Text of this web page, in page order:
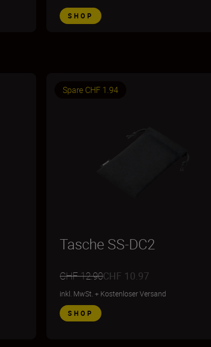
SHOP
Spare CHF 1.94
Tasche SS-DC2
CHF 12.90CHF 10.97
inkl. MwSt. + Kostenloser Versand
SHOP